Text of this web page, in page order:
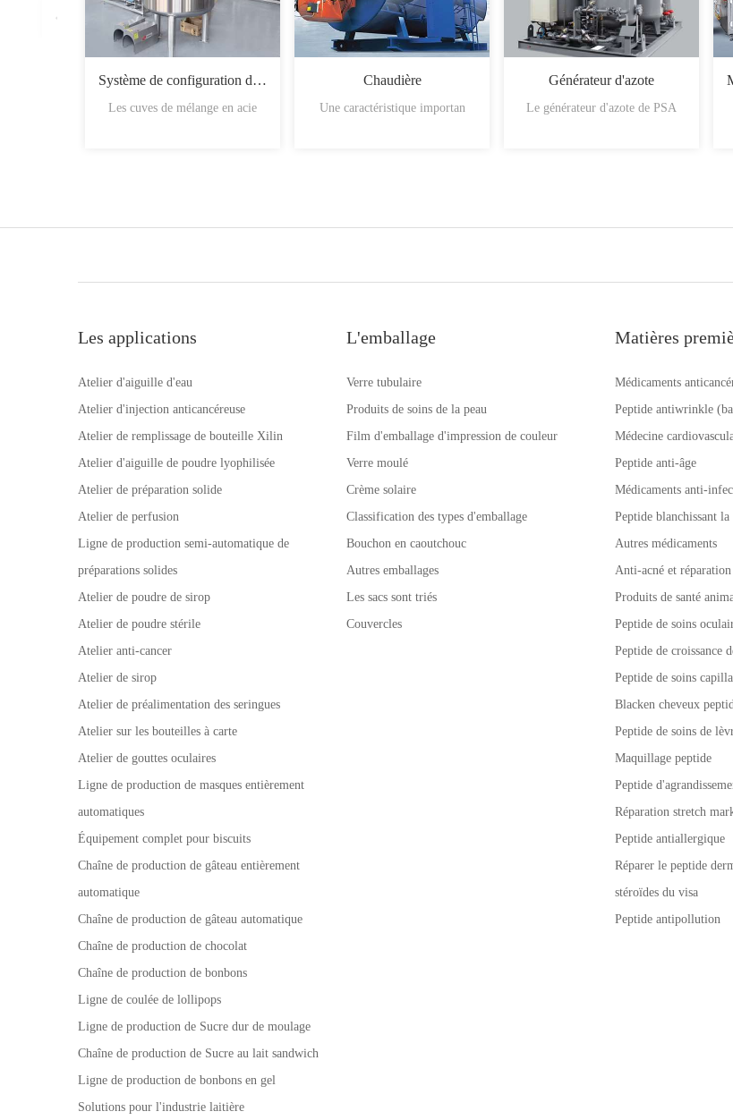
Système de configuration du sirop
Les cuves de mélange en acie
Chaudière
Une caractéristique importan
Générateur d'azote
Le générateur d'azote de PSA
Les applications
Atelier d'aiguille d'eau
Atelier d'injection anticancéreuse
Atelier de remplissage de bouteille Xilin
Atelier d'aiguille de poudre lyophilisée
Atelier de préparation solide
Atelier de perfusion
Ligne de production semi-automatique de
préparations solides
Atelier de poudre de sirop
Atelier de poudre stérile
Atelier anti-cancer
Atelier de sirop
Atelier de préalimentation des seringues
Atelier sur les bouteilles à carte
Atelier de gouttes oculaires
Ligne de production de masques entièrement
automatiques
Équipement complet pour biscuits
Chaîne de production de gâteau entièrement
automatique
Chaîne de production de gâteau automatique
Chaîne de production de chocolat
Chaîne de production de bonbons
Ligne de coulée de lollipops
Ligne de production de Sucre dur de moulage
Chaîne de production de Sucre au lait sandwich
Ligne de production de bonbons en gel
Solutions pour l'industrie laitière
L'emballage
Verre tubulaire
Produits de soins de la peau
Film d'emballage d'impression de couleur
Verre moulé
Crème solaire
Classification des types d'emballage
Bouchon en caoutchouc
Autres emballages
Les sacs sont triés
Couvercles
Matières
Médicaments
Peptide antiwrinkle
Médecine
Peptide anti-âge
Médicaments anti-
Peptide blanchissant la
Autres médicaments
Anti-acné et
Produits de santé
Peptide de soins
Peptide de croissance
Peptide de soins
Blacken cheveux
Peptide de soins de
Maquillage peptide
Peptide
Réparation stretch
Peptide antiallergique
Réparer le peptide
stéroïdes du visa
Peptide antipollution